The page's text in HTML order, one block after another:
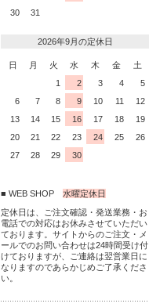
30
31
2026年9月の定休日
日 月 火 水 木 金
土
1
2 3 4
5
6
7 8 9 10 11
12
13
14 15 16 17 18
19
20
21 22 23 24 25
26
27
28 29 30
■ WEB SHOP 水曜定休日
定休日は、ご注文確認・発送業務・お
電話での対応はお休みさせていただい
ております。サイトからのご注文・メ
ールでのお問い合わせは24時間受け付
けておりますが、ご連絡は翌営業日に
なりますのであらかじめご了承くださ
い。